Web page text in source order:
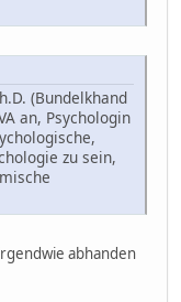
(Bundelkhand
an, Psychologin
zu sein,
abhanden